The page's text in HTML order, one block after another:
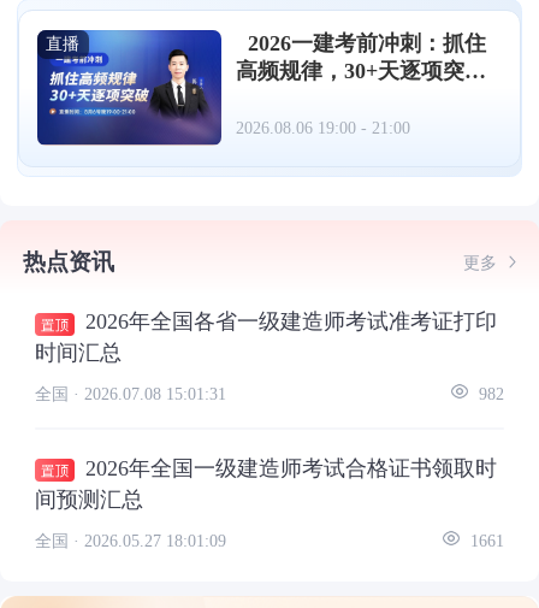
直播
2026一建考前冲刺：抓住
高频规律，30+天逐项突破
2026.08.06 19:00 - 21:00
热点资讯 更多
2026年全国各省一级建造师考试准考证打印
时间汇总
全国 · 2026.07.08 15:01:31 982
2026年全国一级建造师考试合格证书领取时
间预测汇总
全国 · 2026.05.27 18:01:09 1661